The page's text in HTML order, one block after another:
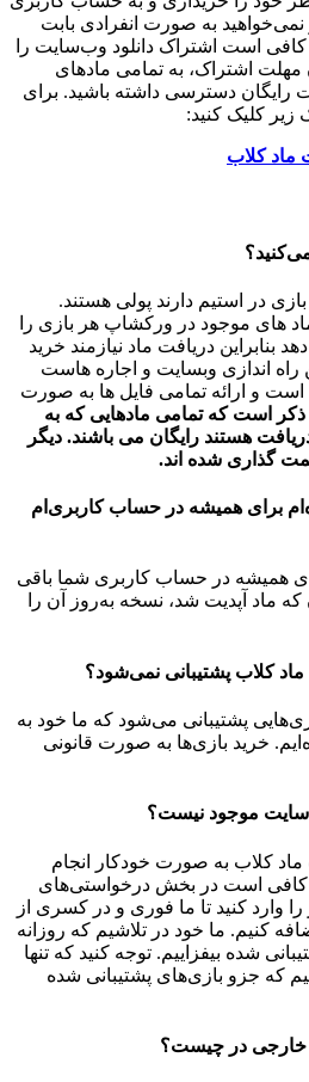
به صورت انفرادی بابت
کافی است اشتراک دانلود وب‌سایت را
مهلت اشتراک، به تمامی مادهای
دسترسی داشته باشید. برای
زیر کلیک کنید:
ماد کلاب
بازی در استیم دارند پولی هستند.
های موجود در ورکشاپ هر بازی را
بنابراین دریافت ماد نیازمند خرید
اندازی وبسایت و اجاره هاست
است و ارائه تمامی فایل ها به صورت
ذکر است که تمامی مادهایی که به
هستند رایگان می باشند. دیگر
گذاری شده اند.
برای همیشه در حساب‌ کاربری‌ام
همیشه در حساب کاربری شما باقی
ماد آپدیت شد، نسخه به‌روز آن را
کلاب پشتیبانی نمی‌شود؟
پشتیبانی می‌شود که ما خود به
خرید بازی‌ها به صورت قانونی
موجود نیست؟
کلاب به صورت خودکار انجام
کافی است در بخش درخواستی‌های
وارد کنید تا ما فوری و در کسری از
کنیم. ما خود در تلاشیم که روزانه
شده بیفزاییم. توجه کنید که تنها
که جزو بازی‌های پشتیبانی شده
خارجی در چیست؟